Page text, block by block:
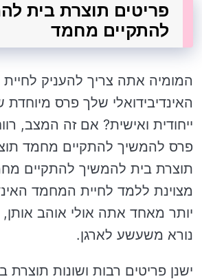
פריטים תוצרת בית
להתקיים מחמד
המומיה אתה צריך להעניק
האינדיבידואלי שלך פרס מיוחדת
ייחודית ואישית? אם זה המצב,
פרס להמשיך להתקיים מחמד
תוצרת בית להמשיך להתקיים
מצוינת ללמד לחיית המחמד
יותר מאחד אתה אולי אוהב אותן,
נורא משעשע לארגן.
ישנן פריטים רבות ושונות תוצרת